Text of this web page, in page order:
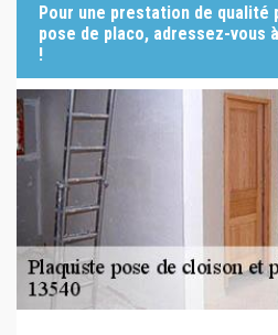
Pour une prestation de
pose de placo, adressez-vous
!